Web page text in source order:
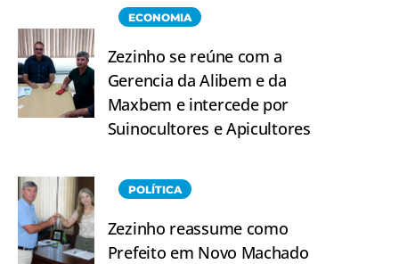
ECONOMIA
Zezinho se reúne com a
Gerencia da Alibem e da
Maxbem e intercede por
Suinocultores e Apicultores
POLÍTICA
Zezinho reassume como
Prefeito em Novo Machado